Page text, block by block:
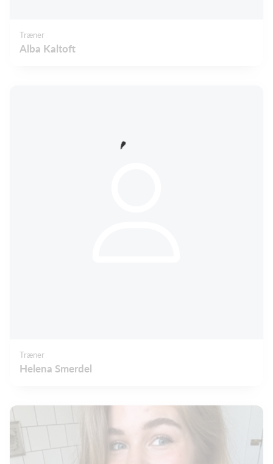
Træner
Alba Kaltoft
Træner
Helena Smerdel